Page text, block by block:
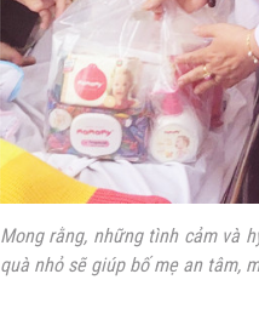
Mong rằng, những tình cảm và
quà nhỏ sẽ giúp bố mẹ an tâm,